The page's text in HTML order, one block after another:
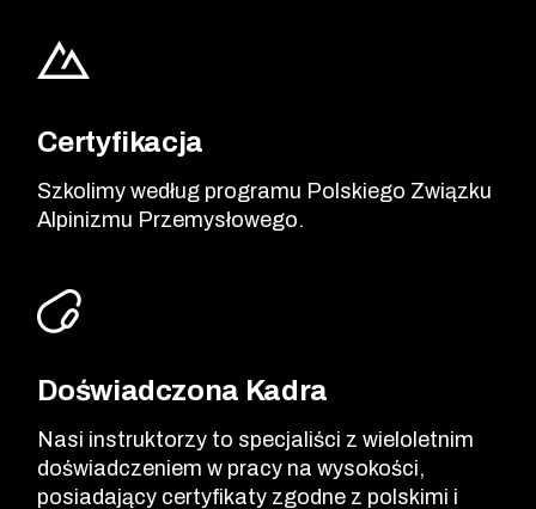
Certyfikacja
Szkolimy według programu Polskiego Związku
Alpinizmu Przemysłowego.
Doświadczona Kadra
Nasi instruktorzy to specjaliści z wieloletnim
doświadczeniem w pracy na wysokości,
posiadający certyfikaty zgodne z polskimi i